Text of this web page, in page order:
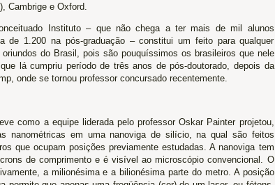
Cambrige e Oxford.
Instituto – que não chega a ter mais de mil alunos
de 1.200 na pós-graduação – constitui um feito para qualquer
do Brasil, pois são pouquíssimos os brasileiros que nele
lá cumpriu período de três anos de pós-doutorado, depois da
onde se tornou professor concursado recentemente.
como a equipe liderada pelo professor Oskar Painter projetou,
nanométricas em uma nanoviga de silício, na qual são feitos
que ocupam posições previamente estudadas. A nanoviga tem
de comprimento e é visível ao microscópio convencional. O
a milionésima e a bilionésima parte do metro. A posição